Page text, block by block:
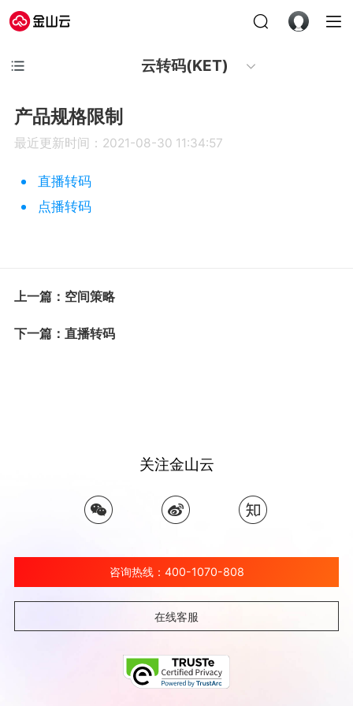
云转码(KET)
产品规格限制
最近更新时间：2021-08-30 11:34:57
直播转码
点播转码
上一篇：空间策略
下一篇：直播转码
关注金山云
咨询热线：400-1070-808
在线客服